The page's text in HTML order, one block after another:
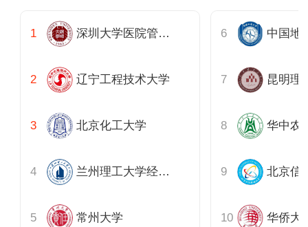
深圳大学医院管理研究院
辽宁工程技术大学
北京化工大学
兰州理工大学经济管理学院
常州大学
中国地
昆明理
华中农
北京信
华侨大